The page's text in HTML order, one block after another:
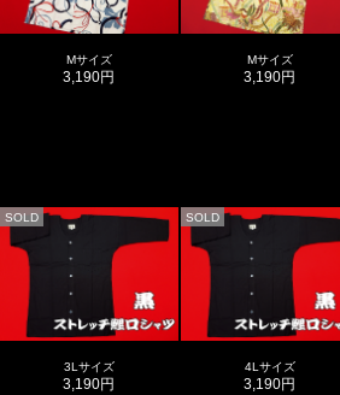
Mサイズ
3,190円
Mサイズ
3,190円
SOLD
3Lサイズ
3,190円
SOLD
4Lサイズ
3,190円